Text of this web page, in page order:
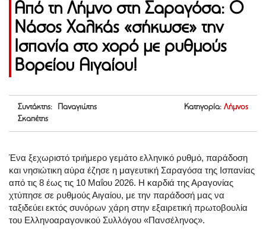
Από τη Λήμνο στη Σαραγόσα: Ο
Νάσος Χαλκάς «σήκωσε» την
Ισπανία στο χορό με ρυθμούς
Βορείου Αιγαίου!
Συντάκτης: Παναγιώτης
Σκαπέτης
Κατηγορία: Λήμνος
Ένα ξεχωριστό τριήμερο γεμάτο ελληνικό ρυθμό, παράδοση
και νησιώτικη αύρα έζησε η μαγευτική Σαραγόσα της Ισπανίας
από τις 8 έως τις 10 Μαΐου 2026. Η καρδιά της Αραγονίας
χτύπησε σε ρυθμούς Αιγαίου, με την παράδοσή μας να
ταξιδεύει εκτός συνόρων χάρη στην εξαιρετική πρωτοβουλία
του Ελληνοαραγονικού Συλλόγου «Πανσέληνος».